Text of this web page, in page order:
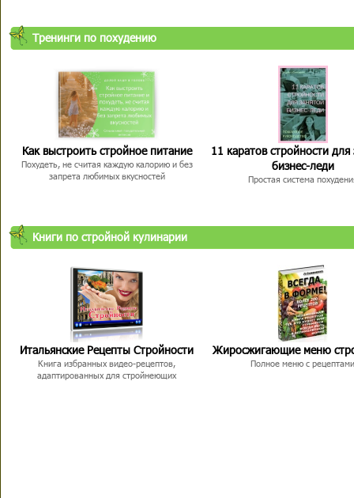
Тренинги по похудению
Как выстроить стройное питание
Похудеть, не считая каждую калорию и без
запрета любимых вкусностей
11 каратов стройности для
бизнес-леди
Простая система
Книги по стройной кулинарии
Итальянские Рецепты Стройности
Книга избранных видео-рецептов,
адаптированных для стройнеющих
Жиросжигающие меню
Полное меню с рецептами